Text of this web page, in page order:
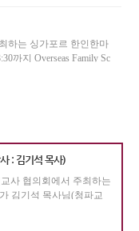
하는 싱가포르 한인한마
까지 Overseas Family Sc
: 김기석 목사)
사 협의회에서 주최하는
김기석 목사님(청파교
일(월)~20일(수)까지 열